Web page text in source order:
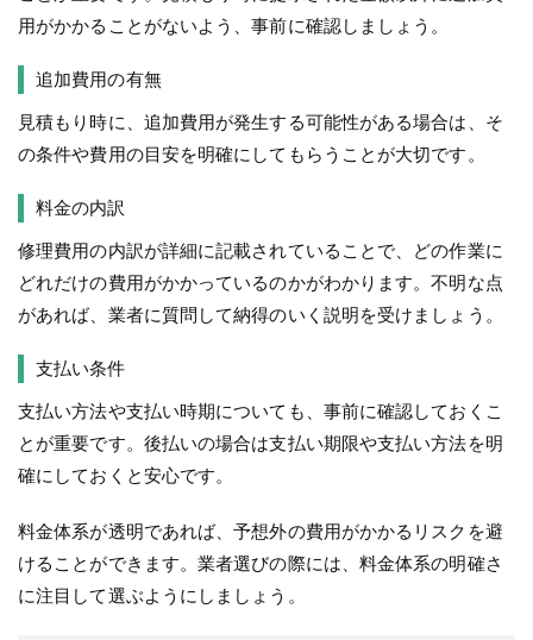
用がかかることがないよう、事前に確認しましょう。
追加費用の有無
見積もり時に、追加費用が発生する可能性がある場合は、そ
の条件や費用の目安を明確にしてもらうことが大切です。
料金の内訳
修理費用の内訳が詳細に記載されていることで、どの作業に
どれだけの費用がかかっているのかがわかります。不明な点
があれば、業者に質問して納得のいく説明を受けましょう。
支払い条件
支払い方法や支払い時期についても、事前に確認しておくこ
とが重要です。後払いの場合は支払い期限や支払い方法を明
確にしておくと安心です。
料金体系が透明であれば、予想外の費用がかかるリスクを避
けることができます。業者選びの際には、料金体系の明確さ
に注目して選ぶようにしましょう。